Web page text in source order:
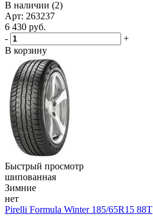
В наличии (2)
Арт: 263237
6 430 руб.
-
+
В корзину
Быстрый просмотр
шипованная
Зимние
нет
Pirelli Formula Winter 185/65R15 88T